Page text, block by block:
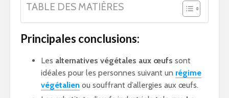
TABLE DES MATIÈRES
Principales conclusions:
Les alternatives végétales aux œufs sont
idéales pour les personnes suivant un régime
végétalien ou souffrant d’allergies aux œufs.